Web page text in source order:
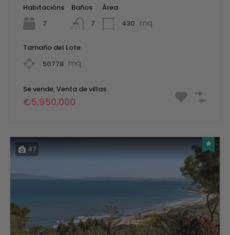
Habitacións
7
Baños
7
Área
430 mq
Tamaño del Lote
50778 mq
Se vende, Venta de villas
€5,950,000
47